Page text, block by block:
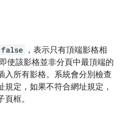
false
，表示只有頂端影格相
使該影格並非分頁中最頂端的
入所有影格。系統會分別檢查
規定，如果不符合網址規定，
框。